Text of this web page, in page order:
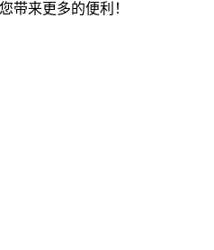
带来更多的便利！